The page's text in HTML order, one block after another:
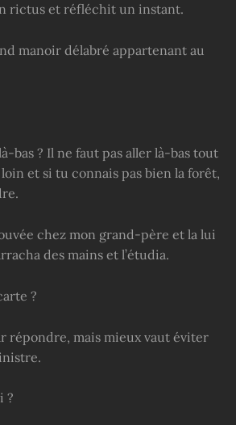
rictus et réfléchit un instant.
manoir délabré appartenant au
bas ? Il ne faut pas aller là-bas tout
loin et si tu connais pas bien la forêt,
chez mon grand-père et la lui
des mains et l’étudia.
?
répondre, mais mieux vaut éviter
?